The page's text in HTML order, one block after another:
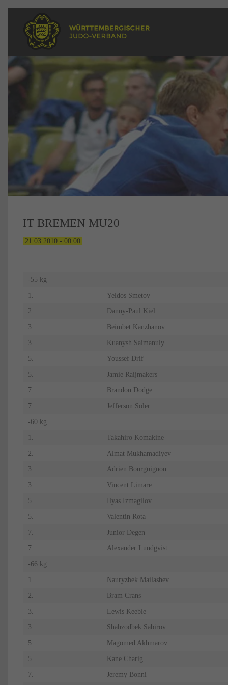
IT BREMEN MU20
21.03.2010 - 00:00
-55 kg
1. Yeldos Smetov
2. Danny-Paul Kiel
3. Beimbet Kanzhanov
3. Kuanysh Saimanuly
5. Youssef Drif
5. Jamie Raijmakers
7. Brandon Dodge
7. Jefferson Soler
-60 kg
Takahiro Komakine
2. Almat Mukhamadiyev
3. Adrien Bourguignon
3. Vincent Limare
5. Ilyas Izmagilov
5. Valentin Rota
7. Junior Degen
7. Alexander Lundgvist
-66 kg
1. Nauryzbek Mailashev
2. Bram Crans
3. Lewis Keeble
3. Shahzodbek Sabirov
5. Magomed Akhmarov
5. Kane Charig
7. Jeremy Bonni